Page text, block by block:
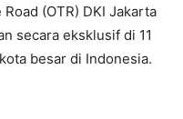
(OTR) DKI Jakarta
secara eksklusif di 11
besar di Indonesia.